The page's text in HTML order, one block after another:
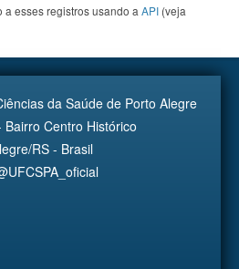
a esses registros usando a API (veja
da Saúde de Porto Alegre
Centro Histórico
RS - Brasil